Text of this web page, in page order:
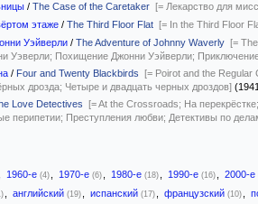
/ The Case of the Caretaker [= Лекарство для
этаже / The Third Floor Flat [= In the Third Floor
Уэйверли / The Adventure of Johnny Waverly [=
Уэверли; Похищение Джонни Уэйверли;
/ Four and Twenty Blackbirds [= Poirot and the
дрозда; Четыре и двадцать черных дроздов]
Love Detectives [= At the Crossroads; На
перипетии; Преступления любви; Детективы по
1960-е (4) 1970-е (6) 1980-е (18) 1990-е (16) 2000-е
английский (19) испанский (17) французский (10)